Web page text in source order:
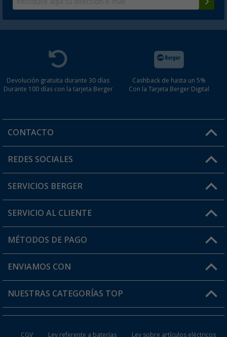
Devolución gratuita durante 30 días
Durante 100 días con la tarjeta Berger
Cashback de hasta un 5%
Con la Tarjeta Berger Digital
CONTACTO
Horario de atención al cliente:
¿Tienes alguna duda?
REDES SOCIALES
SERVICIOS BERGER
Conviértete en distribuidor
Mi cuenta
Tarjeta Berger Digital
SERVICIO AL CLIENTE
FAQ y Contacto
Información de envío
¿Dónde está mi pedido?
MÉTODOS DE PAGO
ENVIAMOS CON
NUESTRAS CATEGORÍAS TOP
CGV Ley referente a baterías Ley sobre artículos eléctricos